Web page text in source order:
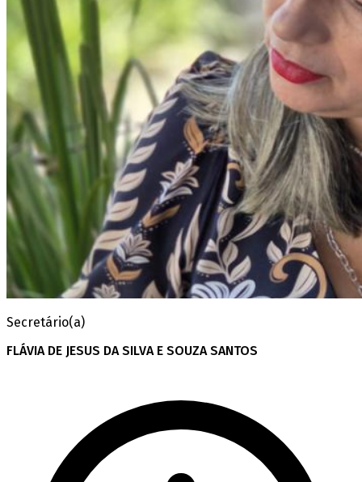
Secretário(a)
FLÁVIA DE JESUS DA SILVA E SOUZA SANTOS